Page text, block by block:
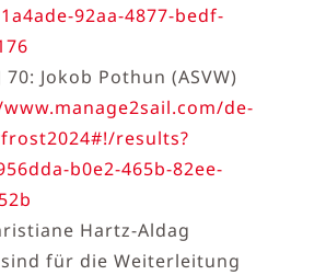
92aa-4877-bedf-
70: Jokob Pothun (ASVW)
de-
results?
b0e2-465b-82ee-
Hartz-Aldag
für die Weiterleitung